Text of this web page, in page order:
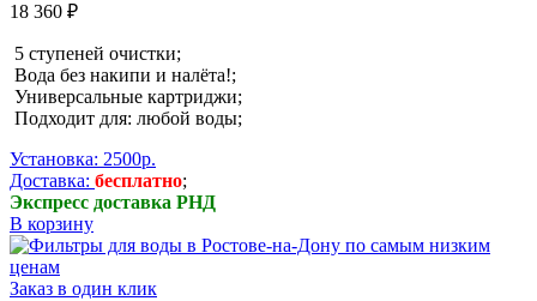
18 360 ₽
5 ступеней очистки;
Вода без накипи и налёта!;
Универсальные картриджи;
Подходит для: любой воды;
Установка: 2500р.
Доставка: бесплатно;
Экспресс доставка РНД
В корзину
Заказ в один клик